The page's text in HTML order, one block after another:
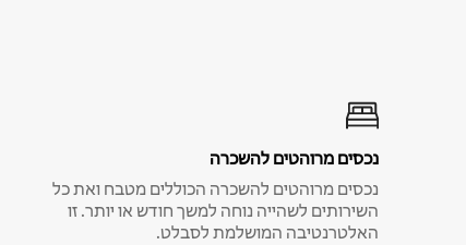
נכסים מרוהטים להשכרה
נכסים מרוהטים להשכרה הכוללים מטבח ואת כל
השירותים לשהייה נוחה למשך חודש או יותר. זו
האלטרנטיבה המושלמת לסבלט.